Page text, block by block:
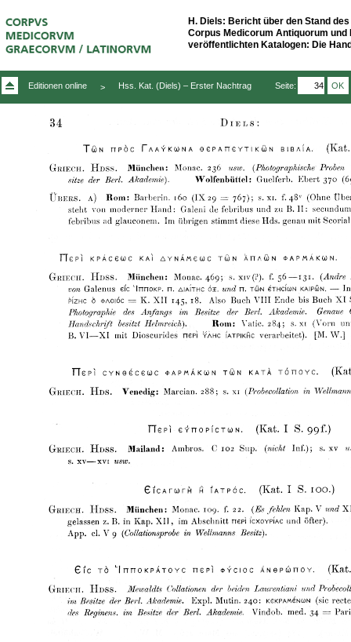
H. Diels: Bericht über den Stand
Corpus Medicorum Antiquorum und
veröffentlichten Katalogen: Die
Editionen online > Hss. Kat. (Diels) – Erster Nachtrag Seite: OK